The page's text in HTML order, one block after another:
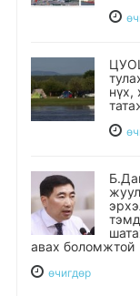
нүх,
авах боломжтой
өчигдѳр